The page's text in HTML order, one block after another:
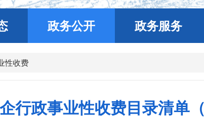
政务公开 政务服务
性收费
行政事业性收费目录清单